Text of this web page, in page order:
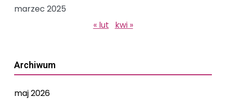
marzec 2025
« lut kwi »
Archiwum
maj 2026